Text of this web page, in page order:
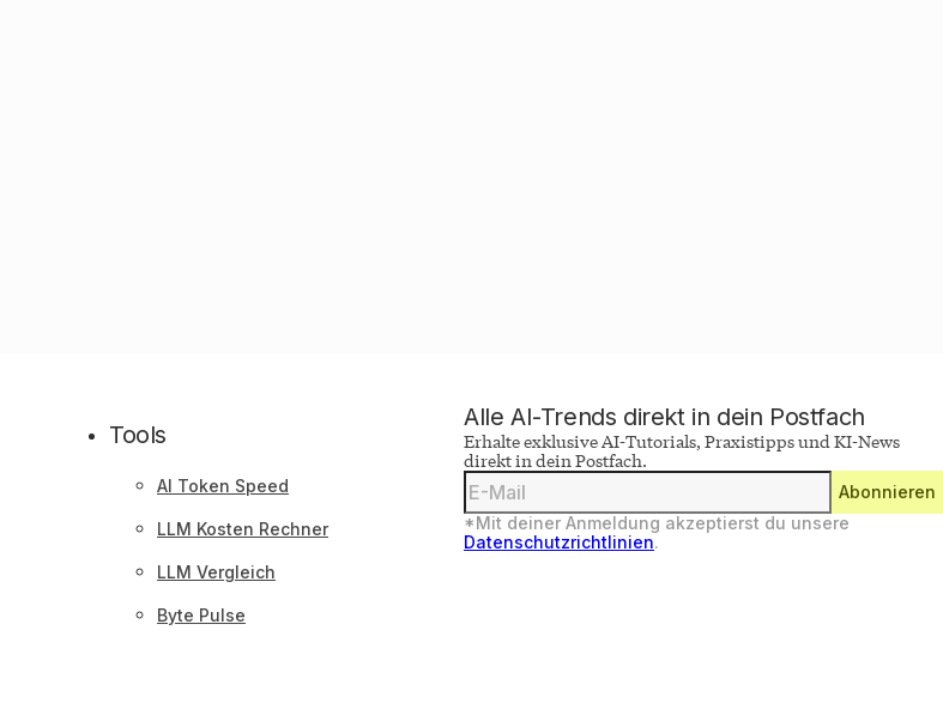
Tools
AI Token Speed
LLM Kosten Rechner
LLM Vergleich
Byte Pulse
Alle AI-Trends direkt in dein Postfach
Erhalte exklusive AI-Tutorials, Praxistipps und KI-News
direkt in dein Postfach.
Deine
E-
Mail-
Adresse
Abonnieren
*Mit deiner Anmeldung akzeptierst du unsere
Datenschutzrichtlinien.